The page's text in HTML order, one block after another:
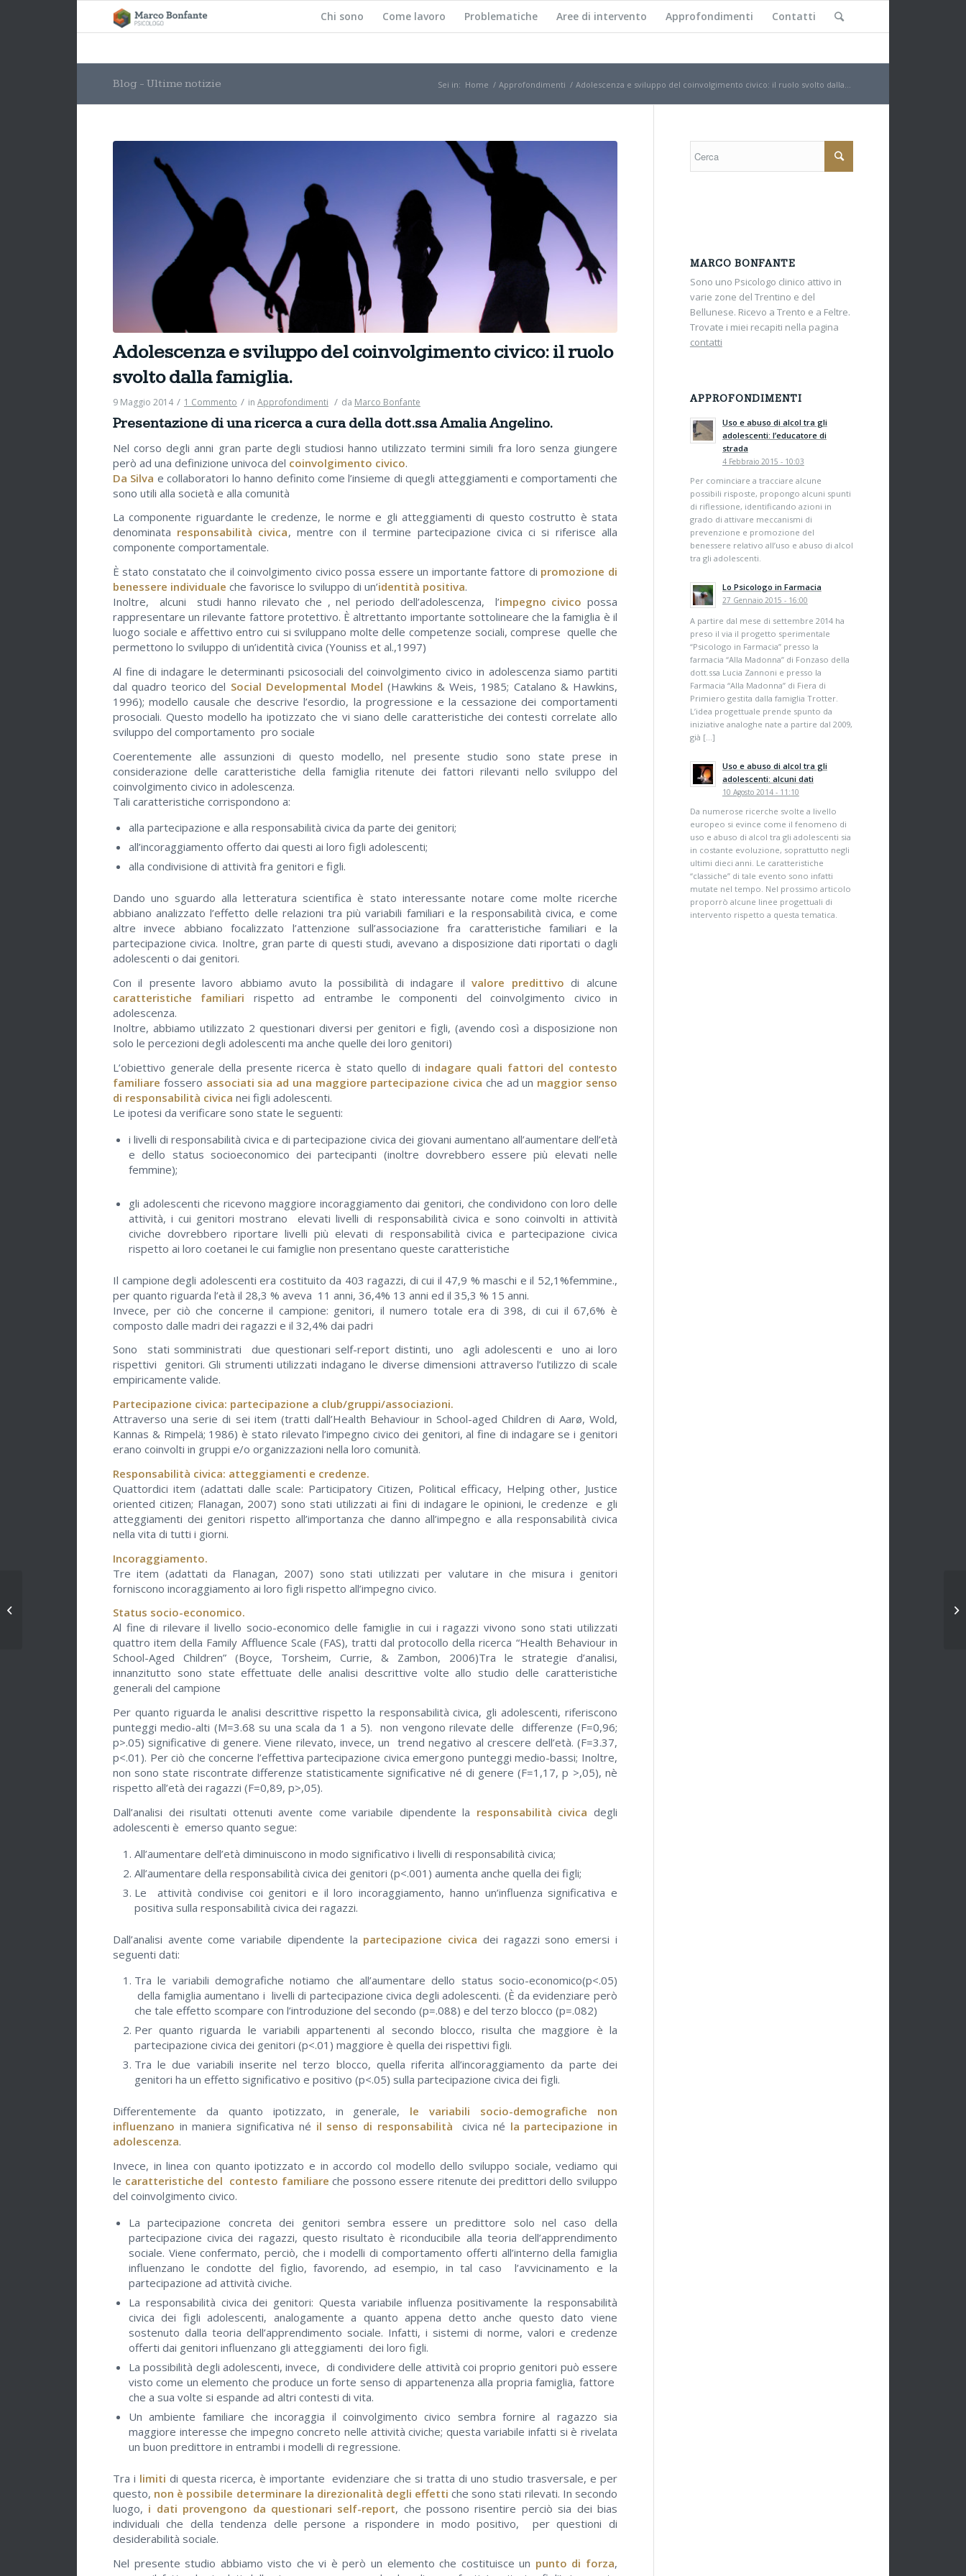
Chi sono Come lavoro Problematiche Aree di intervento Approfondimenti Contatti
Blog - Ultime notizie Sei in: Home / Approfondimenti / Adolescenza e sviluppo del coinvolgimento civico: il ruolo svolto dalla...
Adolescenza e sviluppo del coinvolgimento civico: il ruolo
svolto dalla famiglia.
9 Maggio 2014 / 1 Commento / in Approfondimenti / da Marco Bonfante
Presentazione di una ricerca a cura della dott.ssa Amalia Angelino.
Nel corso degli anni gran parte degli studiosi hanno utilizzato termini simili fra loro senza giungere
però ad una definizione univoca del coinvolgimento civico.
Da Silva e collaboratori lo hanno definito come l’insieme di quegli atteggiamenti e comportamenti che
sono utili alla società e alla comunità
La componente riguardante le credenze, le norme e gli atteggiamenti di questo costrutto è stata
denominata responsabilità civica, mentre con il termine partecipazione civica ci si riferisce alla
componente comportamentale.
È stato constatato che il coinvolgimento civico possa essere un importante fattore di promozione di
benessere individuale che favorisce lo sviluppo di un’identità positiva.
Inoltre, alcuni studi hanno rilevato che , nel periodo dell’adolescenza, l’impegno civico possa
rappresentare un rilevante fattore protettivo. È altrettanto importante sottolineare che la famiglia è il
luogo sociale e affettivo entro cui si sviluppano molte delle competenze sociali, comprese quelle che
permettono lo sviluppo di un’identità civica (Youniss et al.,1997)
Al fine di indagare le determinanti psicosociali del coinvolgimento civico in adolescenza siamo partiti
dal quadro teorico del Social Developmental Model (Hawkins & Weis, 1985; Catalano & Hawkins,
1996); modello causale che descrive l’esordio, la progressione e la cessazione dei comportamenti
prosociali. Questo modello ha ipotizzato che vi siano delle caratteristiche dei contesti correlate allo
sviluppo del comportamento pro sociale
Coerentemente alle assunzioni di questo modello, nel presente studio sono state prese in
considerazione delle caratteristiche della famiglia ritenute dei fattori rilevanti nello sviluppo del
coinvolgimento civico in adolescenza.
Tali caratteristiche corrispondono a:
alla partecipazione e alla responsabilità civica da parte dei genitori;
all’incoraggiamento offerto dai questi ai loro figli adolescenti;
alla condivisione di attività fra genitori e figli.
Dando uno sguardo alla letteratura scientifica è stato interessante notare come molte ricerche
abbiano analizzato l’effetto delle relazioni tra più variabili familiari e la responsabilità civica, e come
altre invece abbiano focalizzato l’attenzione sull’associazione fra caratteristiche familiari e la
partecipazione civica. Inoltre, gran parte di questi studi, avevano a disposizione dati riportati o dagli
adolescenti o dai genitori.
Con il presente lavoro abbiamo avuto la possibilità di indagare ilvalore predittivo di alcune
caratteristiche familiari rispetto ad entrambe le componenti del coinvolgimento civico in
adolescenza.
Inoltre, abbiamo utilizzato 2 questionari diversi per genitori e figli, (avendo così a disposizione non
solo le percezioni degli adolescenti ma anche quelle dei loro genitori)
L’obiettivo generale della presente ricerca è stato quello di indagare quali fattori del contesto
familiare fossero associati sia ad una maggiore partecipazione civica che ad un maggior senso
di responsabilità civica nei figli adolescenti.
Le ipotesi da verificare sono state le seguenti:
i livelli di responsabilità civica e di partecipazione civica dei giovani aumentano all’aumentare dell’età
e dello status socioeconomico dei partecipanti (inoltre dovrebbero essere più elevati nelle
femmine);
gli adolescenti che ricevono maggiore incoraggiamento dai genitori, che condividono con loro delle
attività, i cui genitori mostrano elevati livelli di responsabilità civica e sono coinvolti in attività
civiche dovrebbero riportare livelli più elevati di responsabilità civica e partecipazione civica
rispetto ai loro coetanei le cui famiglie non presentano queste caratteristiche
Il campione degli adolescenti era costituito da 403 ragazzi, di cui il 47,9 % maschi e il 52,1%femmine.,
per quanto riguarda l’età il 28,3 % aveva 11 anni, 36,4% 13 anni ed il 35,3 % 15 anni.
Invece, per ciò che concerne il campione: genitori, il numero totale era di 398, di cui il 67,6% è
composto dalle madri dei ragazzi e il 32,4% dai padri
Sono stati somministrati due questionari self-report distinti, uno agli adolescenti e uno ai loro
rispettivi genitori. Gli strumenti utilizzati indagano le diverse dimensioni attraverso l’utilizzo di scale
empiricamente valide.
Partecipazione civica: partecipazione a club/gruppi/associazioni.
Attraverso una serie di sei item (tratti dall’Health Behaviour in School-aged Children di Aarø, Wold,
Kannas & Rimpelä; 1986) è stato rilevato l’impegno civico dei genitori, al fine di indagare se i genitori
erano coinvolti in gruppi e/o organizzazioni nella loro comunità.
Responsabilità civica: atteggiamenti e credenze.
Quattordici item (adattati dalle scale: Participatory Citizen, Political efficacy, Helping other, Justice
oriented citizen; Flanagan, 2007) sono stati utilizzati ai fini di indagare le opinioni, le credenze e gli
atteggiamenti dei genitori rispetto all’importanza che danno all’impegno e alla responsabilità civica
nella vita di tutti i giorni.
Incoraggiamento.
Tre item (adattati da Flanagan, 2007) sono stati utilizzati per valutare in che misura i genitori
forniscono incoraggiamento ai loro figli rispetto all’impegno civico.
Status socio-economico.
Al fine di rilevare il livello socio-economico delle famiglie in cui i ragazzi vivono sono stati utilizzati
quattro item della Family Affluence Scale (FAS), tratti dal protocollo della ricerca “Health Behaviour in
School-Aged Children” (Boyce, Torsheim, Currie, & Zambon, 2006)Tra le strategie d’analisi,
innanzitutto sono state effettuate delle analisi descrittive volte allo studio delle caratteristiche
generali del campione
Per quanto riguarda le analisi descrittive rispetto la responsabilità civica, gli adolescenti, riferiscono
punteggi medio-alti (M=3.68 su una scala da 1 a 5). non vengono rilevate delle differenze (F=0,96;
p>.05) significative di genere. Viene rilevato, invece, un trend negativo al crescere dell’età. (F=3.37,
p<.01). Per ciò che concerne l’effettiva partecipazione civica emergono punteggi medio-bassi; Inoltre,
non sono state riscontrate differenze statisticamente significative né di genere (F=1,17, p >,05), nè
rispetto all’età dei ragazzi (F=0,89, p>,05).
Dall’analisi dei risultati ottenuti avente come variabile dipendente la responsabilità civica degli
adolescenti è emerso quanto segue:
All’aumentare dell’età diminuiscono in modo significativo i livelli di responsabilità civica;
All’aumentare della responsabilità civica dei genitori (p<.001) aumenta anche quella dei figli;
Le attività condivise coi genitori e il loro incoraggiamento, hanno un’influenza significativa e
positiva sulla responsabilità civica dei ragazzi.
Dall’analisi avente come variabile dipendente la partecipazione civica dei ragazzi sono emersi i
seguenti dati:
Tra le variabili demografiche notiamo che all’aumentare dello status socio-economico(p<.05)
della famiglia aumentano i livelli di partecipazione civica degli adolescenti. (È da evidenziare però
che tale effetto scompare con l’introduzione del secondo (p=.088) e del terzo blocco (p=.082)
Per quanto riguarda le variabili appartenenti al secondo blocco, risulta che maggiore è la
partecipazione civica dei genitori (p<.01) maggiore è quella dei rispettivi figli.
Tra le due variabili inserite nel terzo blocco, quella riferita all’incoraggiamento da parte dei
genitori ha un effetto significativo e positivo (p<.05) sulla partecipazione civica dei figli.
Differentemente da quanto ipotizzato, in generale, le variabili socio-demografiche non
influenzano in maniera significativa né il senso di responsabilità civica né la partecipazione in
adolescenza.
Invece, in linea con quanto ipotizzato e in accordo col modello dello sviluppo sociale, vediamo qui
le caratteristiche del contesto familiare che possono essere ritenute dei predittori dello sviluppo
del coinvolgimento civico.
La partecipazione concreta dei genitori sembra essere un predittore solo nel caso della
partecipazione civica dei ragazzi, questo risultato è riconducibile alla teoria dell’apprendimento
sociale. Viene confermato, perciò, che i modelli di comportamento offerti all’interno della famiglia
influenzano le condotte del figlio, favorendo, ad esempio, in tal caso l’avvicinamento e la
partecipazione ad attività civiche.
La responsabilità civica dei genitori: Questa variabile influenza positivamente la responsabilità
civica dei figli adolescenti, analogamente a quanto appena detto anche questo dato viene
sostenuto dalla teoria dell’apprendimento sociale. Infatti, i sistemi di norme, valori e credenze
offerti dai genitori influenzano gli atteggiamenti dei loro figli.
La possibilità degli adolescenti, invece, di condividere delle attività coi proprio genitori può essere
visto come un elemento che produce un forte senso di appartenenza alla propria famiglia, fattore
che a sua volte si espande ad altri contesti di vita.
Un ambiente familiare che incoraggia il coinvolgimento civico sembra fornire al ragazzo sia
maggiore interesse che impegno concreto nelle attività civiche; questa variabile infatti si è rivelata
un buon predittore in entrambi i modelli di regressione.
Tra i limiti di questa ricerca, è importante evidenziare che si tratta di uno studio trasversale, e per
questo, non è possibile determinare la direzionalità degli effetti che sono stati rilevati. In secondo
luogo, i dati provengono da questionari self-report, che possono risentire perciò sia dei bias
individuali che della tendenza delle persone a rispondere in modo positivo, per questioni di
desiderabilità sociale.
Nel presente studio abbiamo visto che vi è però un elemento che costituisce un punto di forza,
MARCO BONFANTE
Sono uno Psicologo clinico attivo in
varie zone del Trentino e del
Bellunese. Ricevo a Trento e a Feltre.
Trovate i miei recapiti nella pagina
contatti
APPROFONDIMENTI
Uso e abuso di alcol tra gli
adolescenti: l’educatore di
strada
4 Febbraio 2015 - 10:03
Per cominciare a tracciare alcune
possibili risposte, propongo alcuni spunti
di riflessione, identificando azioni in
grado di attivare meccanismi di
prevenzione e promozione del
benessere relativo all’uso e abuso di alcol
tra gli adolescenti.
Lo Psicologo in Farmacia
27 Gennaio 2015 - 16:00
A partire dal mese di settembre 2014 ha
preso il via il progetto sperimentale
“Psicologo in Farmacia” presso la
farmacia “Alla Madonna” di Fonzaso della
dott.ssa Lucia Zannoni e presso la
Farmacia “Alla Madonna” di Fiera di
Primiero gestita dalla famiglia Trotter.
L’idea progettuale prende spunto da
iniziative analoghe nate a partire dal 2009,
già […]
Uso e abuso di alcol tra gli
adolescenti: alcuni dati
10 Agosto 2014 - 11:10
Da numerose ricerche svolte a livello
europeo si evince come il fenomeno di
uso e abuso di alcol tra gli adolescenti sia
in costante evoluzione, soprattutto negli
ultimi dieci anni. Le caratteristiche
“classiche” di tale evento sono infatti
mutate nel tempo. Nel prossimo articolo
proporrò alcune linee progettuali di
intervento rispetto a questa tematica.
stress Vs rilassamento